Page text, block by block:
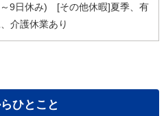
9日休み) [その他休暇]夏季、有
介護休業あり
ひとこと